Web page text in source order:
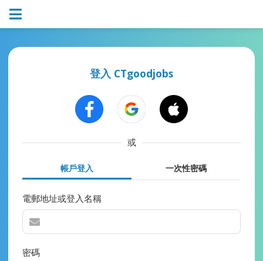
登入 CTgoodjobs
或
帳戶登入 一次性密碼
電郵地址或登入名稱
密碼